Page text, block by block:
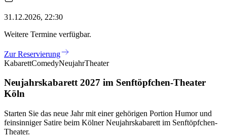
31.12.2026, 22:30
Weitere Termine verfügbar.
Zur Reservierung
KabarettComedyNeujahrTheater
Neujahrskabarett 2027 im Senftöpfchen-Theater
Köln
Starten Sie das neue Jahr mit einer gehörigen Portion Humor und
feinsinniger Satire beim Kölner Neujahrskabarett im Senftöpfchen-
Theater.